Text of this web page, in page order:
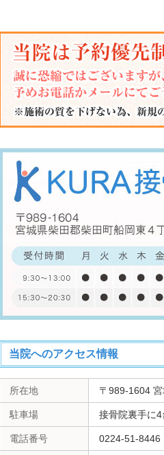
当院へのアクセス情報
所在地 〒989-1604
駐車場 接骨院裏手に4
電話番号 0224-51-8446